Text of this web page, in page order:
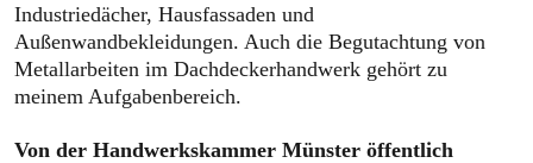
Industriedächer, Hausfassaden und
Außenwandbekleidungen. Auch die Begutachtung von
Metallarbeiten im Dachdeckerhandwerk gehört zu
meinem Aufgabenbereich.
Von der Handwerkskammer Münster öffentlich